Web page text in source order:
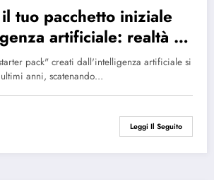
tuo pacchetto iniziale
artificiale: realtà o
spreco di energia?
pack" creati dall'intelligenza artificiale si
anni, scatenando…
Leggi Il Seguito